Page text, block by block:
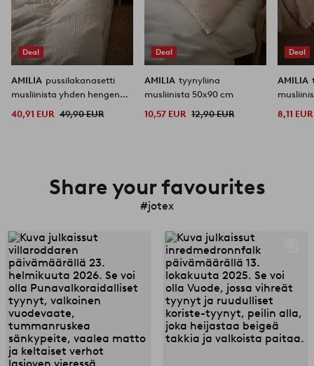
Deal
AMILIA pussilakanasetti
musliinista yhden hengen
40,91 EUR 49,90 EUR
Deal
AMILIA tyynyliina
musliinista 50x90 cm
10,57 EUR 12,90 EUR
Deal
AMILIA
8,11 EUR
Share your favourites
#jotex